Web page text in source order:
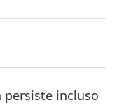
persiste incluso